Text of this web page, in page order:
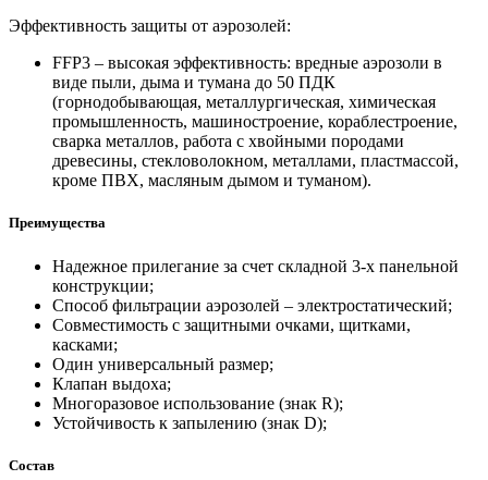
Эффективность защиты от аэрозолей:
FFP3 – высокая эффективность: вредные аэрозоли в
виде пыли, дыма и тумана до 50 ПДК
(горнодобывающая, металлургическая, химическая
промышленность, машиностроение, кораблестроение,
сварка металлов, работа с хвойными породами
древесины, стекловолокном, металлами, пластмассой,
кроме ПВХ, масляным дымом и туманом).
Преимущества
Надежное прилегание за счет складной 3-х панельной
конструкции;
Способ фильтрации аэрозолей – электростатический;
Совместимость с защитными очками, щитками,
касками;
Один универсальный размер;
Клапан выдоха;
Многоразовое использование (знак R);
Устойчивость к запылению (знак D);
Состав